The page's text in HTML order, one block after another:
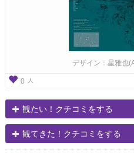
デザイン：星雅也
0 人
観たい！クチコミをする
観てきた！クチコミをする